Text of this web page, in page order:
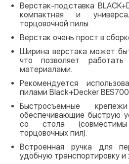
Верстак-подставка
компактная и
торцовочной пилы.
Верстак очень прост в
Ширина верстака может
что позволяет
материалами.
Рекомендуется
пилами Black+Decker BES700
Быстросъемные
обеспечивающие быструю
со стола
торцовочных пил).
Встроенная ручка для
удобную транспортировку и